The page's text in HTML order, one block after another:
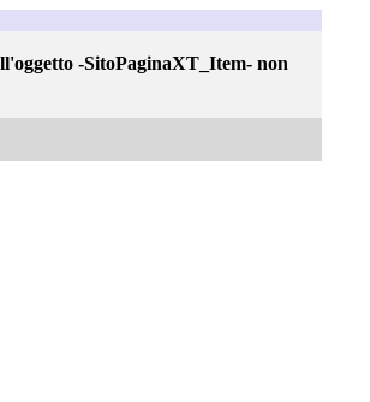
-SitoPaginaXT_Item- non